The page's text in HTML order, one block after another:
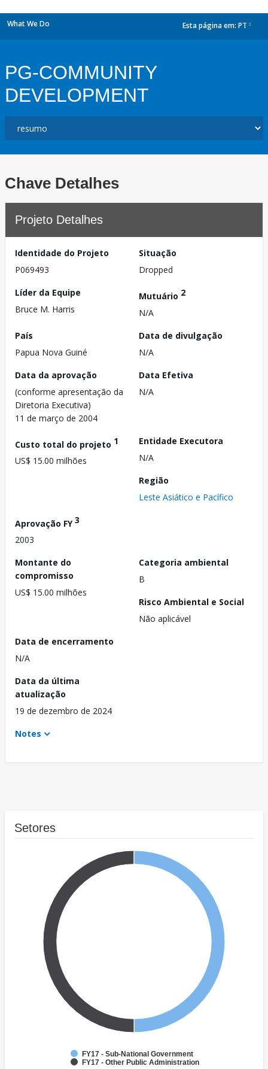
What We Do Esta página em: PT
PG-COMMUNITY
DEVELOPMENT
Chave Detalhes
Projeto Detalhes
Identidade do Projeto
P069493
Situação
Dropped
Líder da Equipe
Bruce M. Harris
Mutuário 2
N/A
País
Papua Nova Guiné
Data de divulgação
N/A
Data da aprovação
(conforme apresentação da
Diretoria Executiva)
11 de março de 2004
Data Efetiva
N/A
Custo total do projeto 1
US$ 15.00 milhões
Entidade Executora
N/A
Região
Leste Asiático e Pacífico
Aprovação FY3
2003
Montante do
compromisso
US$ 15.00 milhões
Categoria ambiental
B
Risco Ambiental e Social
Não aplicável
Data de encerramento
N/A
Data da última
atualização
19 de dezembro de 2024
Notes
Setores
FY17 - Sub-National Government
FY17 - Other Public Administration